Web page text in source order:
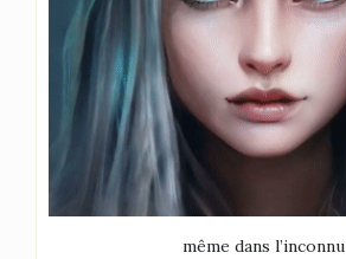
même dans l’inconnu